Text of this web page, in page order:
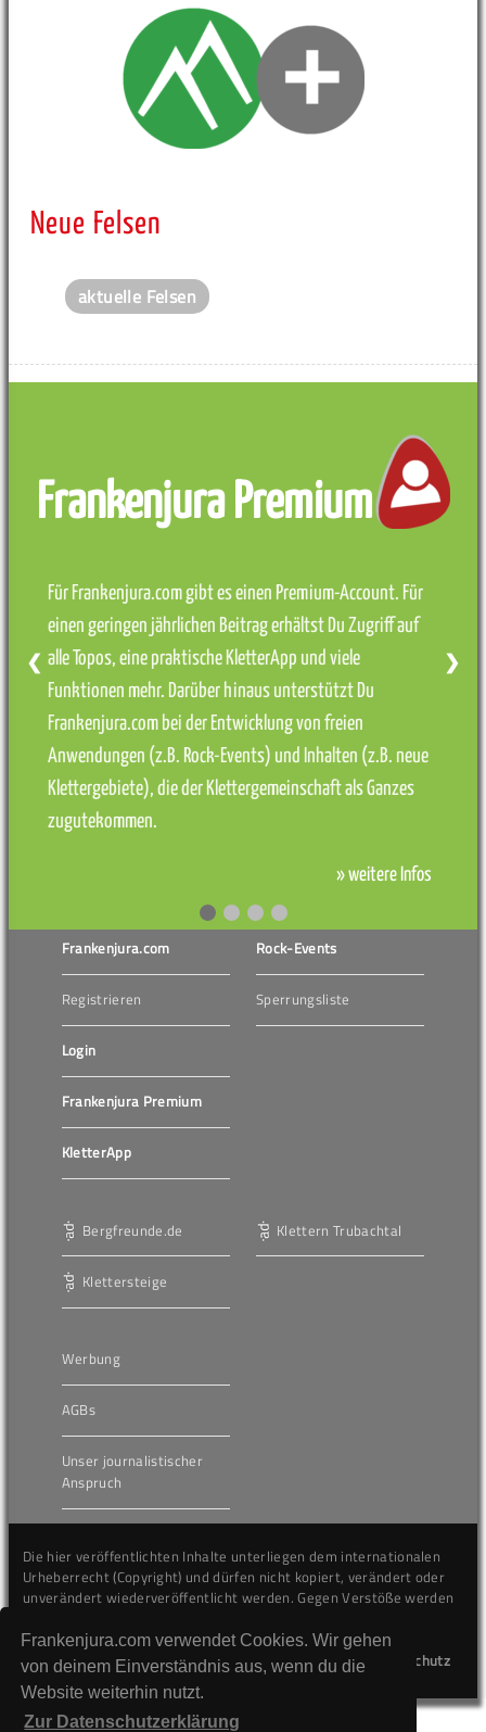
Frankenjura.com verwendet Cookies. Wir gehen
von deinem Einverständnis aus, wenn du die
Website weiterhin nutzt.
Zur Datenschutzerklärung
Neue Felsen
aktuelle Felsen
Frankenjura Premium
Für Frankenjura.com gibt es einen Premium-Account. Für
einen geringen jährlichen Beitrag erhältst Du Zugriff auf
alle Topos, eine praktische KletterApp und viele
Funktionen mehr. Darüber hinaus unterstützt Du
Frankenjura.com bei der Entwicklung von freien
Anwendungen (z.B. Rock-Events) und Inhalten (z.B. neue
Klettergebiete), die der Klettergemeinschaft als Ganzes
zugutekommen.
» weitere Infos
❮ ❯
Frankenjura.com
Registrieren
Login
Frankenjura Premium
KletterApp
Rock-Events
Sperrungsliste
Bergfreunde.de
Klettersteige
Klettern Trubachtal
Werbung
AGBs
Unser journalistischer
Anspruch
Die hier veröffentlichten Inhalte unterliegen dem internationalen
Urheberrecht (Copyright) und dürfen nicht kopiert, verändert oder
unverändert wiederveröffentlicht werden. Gegen Verstöße werden
Kontakt
Impressum Datenschutz